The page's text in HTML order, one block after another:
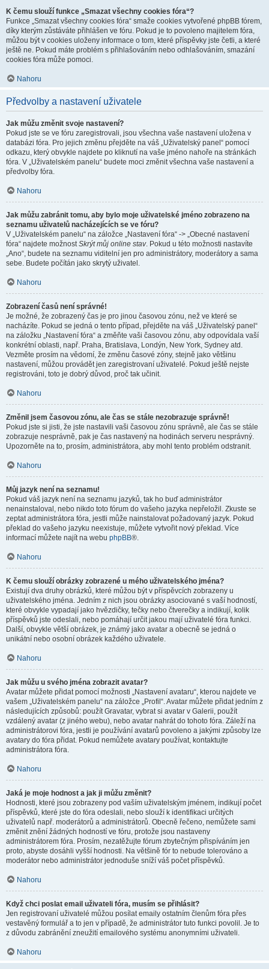
K čemu slouží funkce „Smazat všechny cookies fóra“?
Funkce „Smazat všechny cookies fóra“ smaže cookies vytvořené phpBB fórem,
díky kterým zůstáváte přihlášen ve fóru. Pokud je to povoleno majitelem fóra,
můžou být v cookies uloženy informace o tom, které příspěvky jste četli, a které
ještě ne. Pokud máte problém s přihlašováním nebo odhlašováním, smazání
cookies fóra může pomoci.
Nahoru
Předvolby a nastavení uživatele
Jak můžu změnit svoje nastavení?
Pokud jste se ve fóru zaregistrovali, jsou všechna vaše nastavení uložena v
databázi fóra. Pro jejich změnu přejděte na váš „Uživatelský panel“ pomocí
odkazu, který obvykle najdete po kliknutí na vaše jméno nahoře na stránkách
fóra. V „Uživatelském panelu“ budete moci změnit všechna vaše nastavení a
předvolby fóra.
Nahoru
Jak můžu zabránit tomu, aby bylo moje uživatelské jméno zobrazeno na
seznamu uživatelů nacházejících se ve fóru?
V „Uživatelském panelu“ na záložce „Nastavení fóra“ -> „Obecné nastavení
fóra“ najdete možnostSkrýt můj online stav. Pokud u této možnosti nastavíte
„Ano“, budete na seznamu viditelní jen pro administrátory, moderátory a sama
sebe. Budete počítán jako skrytý uživatel.
Nahoru
Zobrazení časů není správné!
Je možné, že zobrazený čas je pro jinou časovou zónu, než ve které se
nacházíte. Pokud se jedná o tento případ, přejděte na váš „Uživatelský panel“
na záložku „Nastavení fóra“ a změňte vaši časovou zónu, aby odpovídala vaší
konkrétní oblasti, např. Praha, Bratislava, Londýn, New York, Sydney atd.
Vezměte prosím na vědomí, že změnu časové zóny, stejně jako většinu
nastavení, můžou provádět jen zaregistrovaní uživatelé. Pokud ještě nejste
registrováni, toto je dobrý důvod, proč tak učinit.
Nahoru
Změnil jsem časovou zónu, ale čas se stále nezobrazuje správně!
Pokud jste si jisti, že jste nastavili vaši časovou zónu správně, ale čas se stále
zobrazuje nesprávně, pak je čas nastavený na hodinách serveru nesprávný.
Upozorněte na to, prosím, administrátora, aby mohl tento problém odstranit.
Nahoru
Můj jazyk není na seznamu!
Pokud váš jazyk není na seznamu jazyků, tak ho buď administrátor
nenainstaloval, nebo nikdo toto fórum do vašeho jazyka nepřeložil. Zkuste se
zeptat administrátora fóra, jestli může nainstalovat požadovaný jazyk. Pokud
překlad do vašeho jazyku neexistuje, můžete vytvořit nový překlad. Více
informací můžete najít na webu phpBB®.
Nahoru
K čemu slouží obrázky zobrazené u mého uživatelského jména?
Existují dva druhy obrázků, které můžou být v příspěvcích zobrazeny u
uživatelského jména. Jedním z nich jsou obrázky asociované s vaší hodností,
které obvykle vypadají jako hvězdičky, tečky nebo čtverečky a indikují, kolik
příspěvků jste odeslali, nebo pomáhají určit jakou mají uživatelé fóra funkci.
Další, obvykle větší obrázek, je známý jako avatar a obecně se jedná o
unikátní nebo osobní obrázek každého uživatele.
Nahoru
Jak můžu u svého jména zobrazit avatar?
Avatar můžete přidat pomocí možnosti „Nastavení avataru“, kterou najdete ve
vašem „Uživatelském panelu“ na záložce „Profil“. Avatar můžete přidat jedním z
následujících způsobů: použít Gravatar, vybrat si avatar v Galerii, použít
vzdálený avatar (z jiného webu), nebo avatar nahrát do tohoto fóra. Záleží na
administrátorovi fóra, jestli je používání avatarů povoleno a jakými způsoby lze
avatary do fóra přidat. Pokud nemůžete avatary používat, kontaktujte
administrátora fóra.
Nahoru
Jaká je moje hodnost a jak ji můžu změnit?
Hodnosti, které jsou zobrazeny pod vaším uživatelským jménem, indikují počet
příspěvků, které jste do fóra odeslali, nebo slouží k identifikaci určitých
uživatelů např. moderátorů a administrátorů. Obecně řečeno, nemůžete sami
změnit znění žádných hodností ve fóru, protože jsou nastaveny
administrátorem fóra. Prosím, nezatěžujte fórum zbytečným přispíváním jen
proto, abyste dosáhli vyšší hodnosti. Na většině fór to nebude tolerováno a
moderátor nebo administrátor jednoduše sníží váš počet příspěvků.
Nahoru
Když chci poslat email uživateli fóra, musím se přihlásit?
Jen registrovaní uživatelé můžou posílat emaily ostatním členům fóra přes
vestavěný formulář a to jen v případě, že administrátor tuto funkci povolil. Je to
z důvodu zabránění zneužití emailového systému anonymními uživateli.
Nahoru